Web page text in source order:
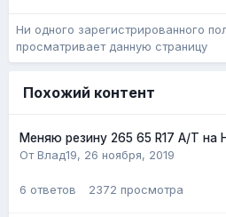
Ни одного зарегистрированного
просматривает данную страницу
Похожий контент
Меняю резину 265 65 R17 A/T на
От Влад19, 26 ноября, 2019
6 ответов 2372 просмотра